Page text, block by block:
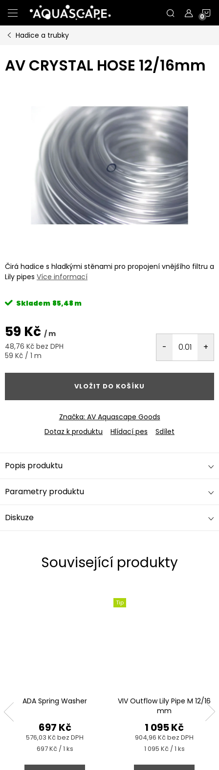
na
obsah
Hadice a trubky
AV CRYSTAL HOSE 12/16mm
Čirá hadice s hladkými stěnami pro propojení vnějšího filtru a
Lily pipes Více informací
Skladem 85,48 m
59 Kč / m
48,76 Kč bez DPH
Měrná
59 Kč / 1 m
VLOŽIT DO KOŠÍKU
Značka: AV Aquascape Goods
Dotaz k produktu
Hlídací pes Sdílet
Popis produktu
Parametry produktu
Diskuze
Související produkty
ADA Spring Washer
576,03 Kč bez DPH
697 Kč
Měrná
697 Kč / 1 ks
Tip
VIV Outflow Lily Pipe M 12/16
mm
904,96 Kč bez DPH
1 095 Kč
Měrná
1 095 Kč / 1 ks